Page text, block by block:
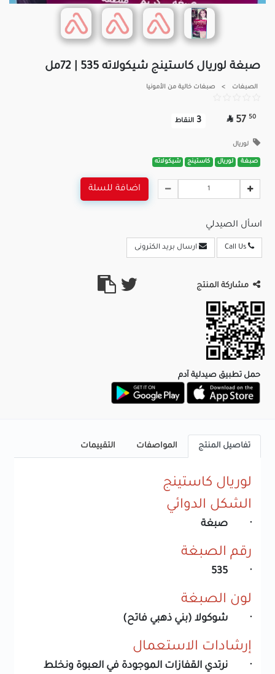
صبغة لوريال كاستينج شيكولاته 535 | 72مل
الصبغات > صبغات خالية من الأمونيا
50
57

3 النقاط
لوريال
صبغة لوريال كاستينج شيكولاته
اضافة للسلة
اسأل الصيدلي
ارسال بريد الكترونى
مشاركة المنتج
حمل تطبيق صيدلية آدم
تفاصيل المنتج المواصفات التقييمات
لوريال كاستينج
الشكل الدوائي
· صبغة
رقم الصبغة
· 535
لون الصبغة
· شوكولا (بني ذهبي فاتح)
إرشادات الاستعمال
· نرتدي القفازات الموجودة في العبوة ونخلط